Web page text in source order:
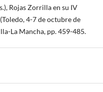
Rojas Zorrilla en su IV
4-7 de octubre de
La Mancha, pp. 459-485.